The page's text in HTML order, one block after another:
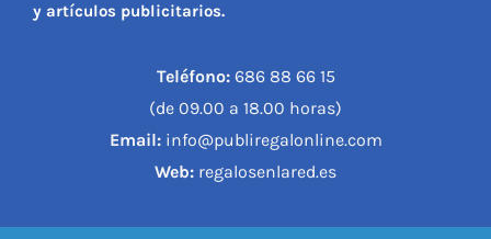
y artículos publicitarios.
Teléfono:686 88 66 15
(de 09.00 a 18.00 horas)
Email:info@publiregalonline.com
Web: regalosenlared.es